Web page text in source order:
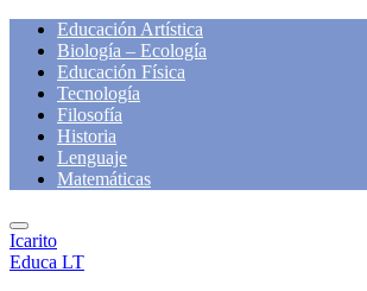
Educación Artística
Biología – Ecología
Educación Física
Tecnología
Filosofía
Historia
Lenguaje
Matemáticas
Icarito
Educa LT